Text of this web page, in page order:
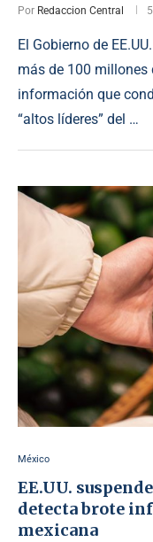
Por Redaccion Central
El Gobierno de
más de 100 millones
información que
“altos líderes” del …
México
EE.UU.
detecta brote
mexicana